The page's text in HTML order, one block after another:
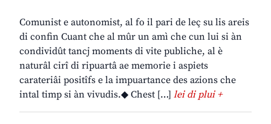
Comunist e autonomist, al fo il pari de leç su lis areis
di confin Cuant che al mûr un amì che cun lui si àn
condividût tancj moments di vite publiche, al è
naturâl cirî di ripuartâ ae memorie i aspiets
carateriâi positîfs e la impuartance des azions che
intal timp si àn vivudis.◆ Chest […] lei di plui +